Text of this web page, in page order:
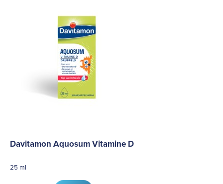
Davitamon Aquosum Vitamine D
25 ml